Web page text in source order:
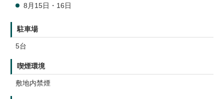
8月15日・16日
駐車場
5台
喫煙環境
敷地内禁煙